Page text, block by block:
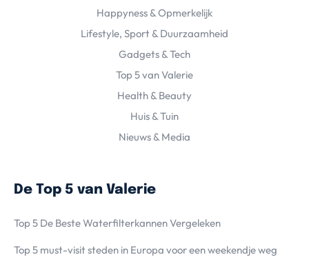
Happyness & Opmerkelijk
Lifestyle, Sport & Duurzaamheid
Gadgets & Tech
Top 5 van Valerie
Health & Beauty
Huis & Tuin
Nieuws & Media
De Top 5 van Valerie
Top 5 De Beste Waterfilterkannen Vergeleken
Top 5 must-visit steden in Europa voor een weekendje weg